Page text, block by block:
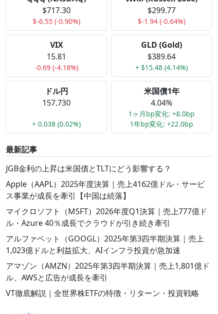
$717.30
$-6.55 (-0.90%)
$299.77
$-1.94 (-0.64%)
VIX
15.81
-0.69 (-4.18%)
GLD (Gold)
$389.64
+ $15.48 (4.14%)
ドル円
157.730
+ 0.038 (0.02%)
米国債1年
4.04%
1ヶ月bp変化: +8.0bp
1年bp変化: +22.0bp
最新記事
JGB金利の上昇は米国債とTLTにどう影響する？
Apple（AAPL）2025年度決算｜売上4162億ドル・サービ
ス事業が成長を牽引【中国は続落】
マイクロソフト（MSFT）2026年度Q1決算｜売上777億ド
ル・Azure 40％成長でクラウドが引き続き牽引
アルファベット（GOOGL）2025年第3四半期決算｜売上
1,023億ドルと利益拡大、AIインフラ投資が急加速
アマゾン（AMZN）2025年第3四半期決算｜売上1,801億ド
ル、AWSと広告が成長を牽引
VT徹底解説｜全世界株ETFの特徴・リターン・投資戦略